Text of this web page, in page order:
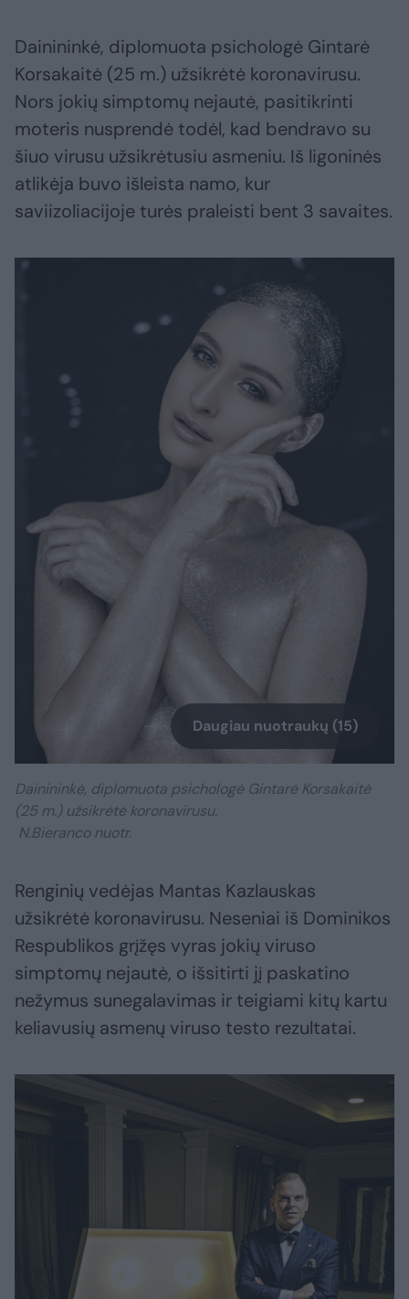
Dainininkė, diplomuota psichologė Gintarė
Korsakaitė (25 m.) užsikrėtė koronavirusu.
Nors jokių simptomų nejautė, pasitikrinti
moteris nusprendė todėl, kad bendravo su
šiuo virusu užsikrėtusiu asmeniu. Iš ligoninės
atlikėja buvo išleista namo, kur
saviizoliacijoje turės praleisti bent 3 savaites.
Daugiau nuotraukų (15)
Dainininkė, diplomuota psichologė Gintarė Korsakaitė
(25 m.) užsikrėtė koronavirusu.
N.Bieranco nuotr.
Renginių vedėjas Mantas Kazlauskas
užsikrėtė koronavirusu. Neseniai iš Dominikos
Respublikos grįžęs vyras jokių viruso
simptomų nejautė, o išsitirti jį paskatino
nežymus sunegalavimas ir teigiami kitų kartu
keliavusių asmenų viruso testo rezultatai.